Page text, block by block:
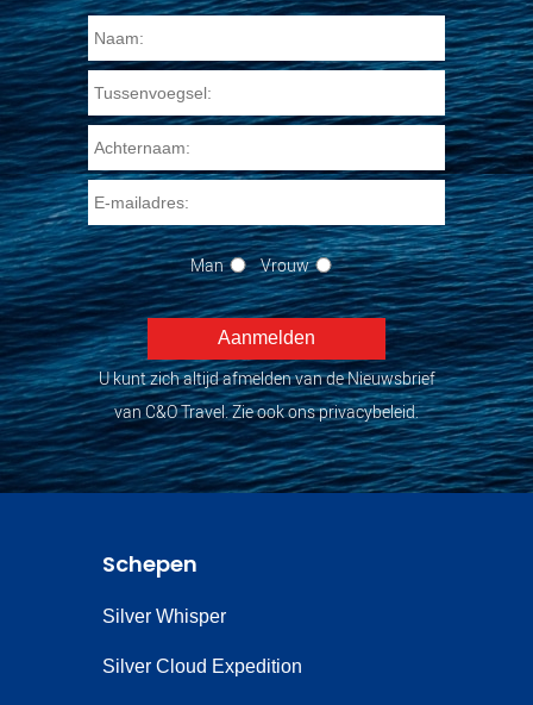
Man Vrouw
U kunt zich altijd afmelden van de Nieuwsbrief
van C&O Travel. Zie ook ons privacybeleid.
Schepen
Silver Whisper
Silver Cloud Expedition